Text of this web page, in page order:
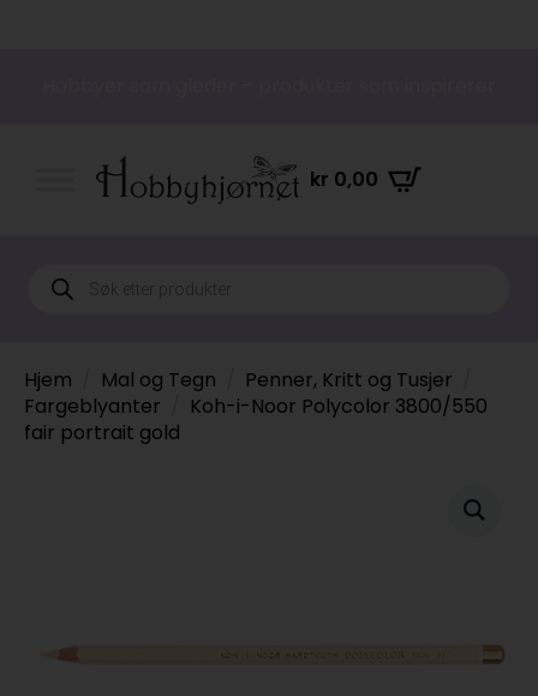
kr 0,00
Products
search
Hjem Mal og Tegn
Penner, Kritt og Tusjer
Fargeblyanter
Koh-i-Noor Polycolor 3800/550
fair portrait gold